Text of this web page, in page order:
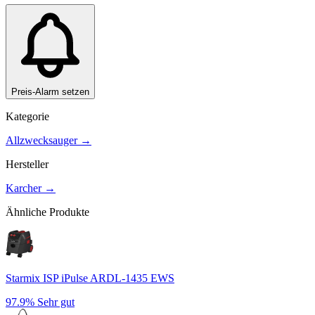
Preis-Alarm setzen
Kategorie
Allzwecksauger→
Hersteller
Karcher →
Ähnliche Produkte
Starmix ISP iPulse ARDL-1435 EWS
97.9% Sehr gut